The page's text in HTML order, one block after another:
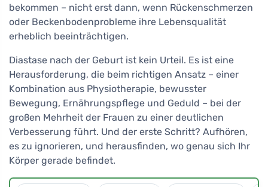
bekommen – nicht erst dann, wenn Rückenschmerzen
oder Beckenbodenprobleme ihre Lebensqualität
erheblich beeinträchtigen.
Diastase nach der Geburt ist kein Urteil. Es ist eine
Herausforderung, die beim richtigen Ansatz – einer
Kombination aus Physiotherapie, bewusster
Bewegung, Ernährungspflege und Geduld – bei der
großen Mehrheit der Frauen zu einer deutlichen
Verbesserung führt. Und der erste Schritt? Aufhören,
es zu ignorieren, und herausfinden, wo genau sich Ihr
Körper gerade befindet.